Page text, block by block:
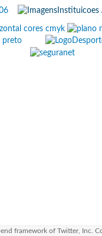
framework of Twitter, Inc.